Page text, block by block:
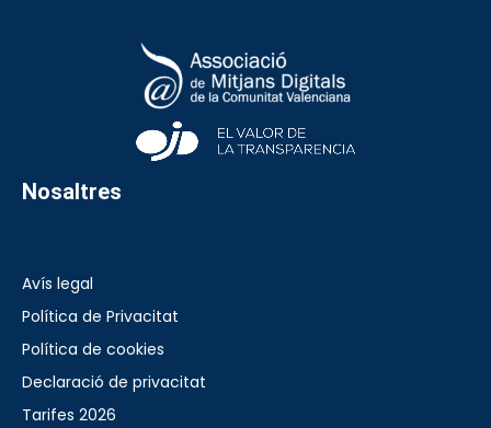
Nosaltres
Avís legal
Política de Privacitat
Política de cookies
Declaració de privacitat
Tarifes 2026